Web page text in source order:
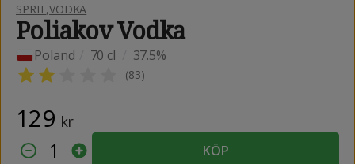
SPRIT,VODKA
Poliakov Vodka
Poland 70 cl 37.5%
(83)
129 kr
1 KÖP